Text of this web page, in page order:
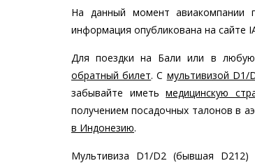
На данный момент авиакомпании
информация опубликована на сайте
Для поездки на Бали или в любую
обратный билет. С мультивизой D1/
забывайте иметьмедицинскую
получением посадочных талонов в
в Индонезию.
Мультивиза D1/D2 (бывшая